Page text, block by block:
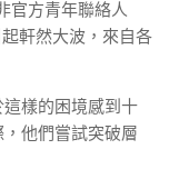
官方青年聯絡人
軒然大波，來自各
樣的困境感到十
他們嘗試突破層